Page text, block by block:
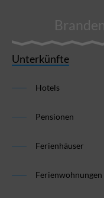
Unterkünfte
Hotels
Pensionen
Ferienhäuser
Ferienwohnungen